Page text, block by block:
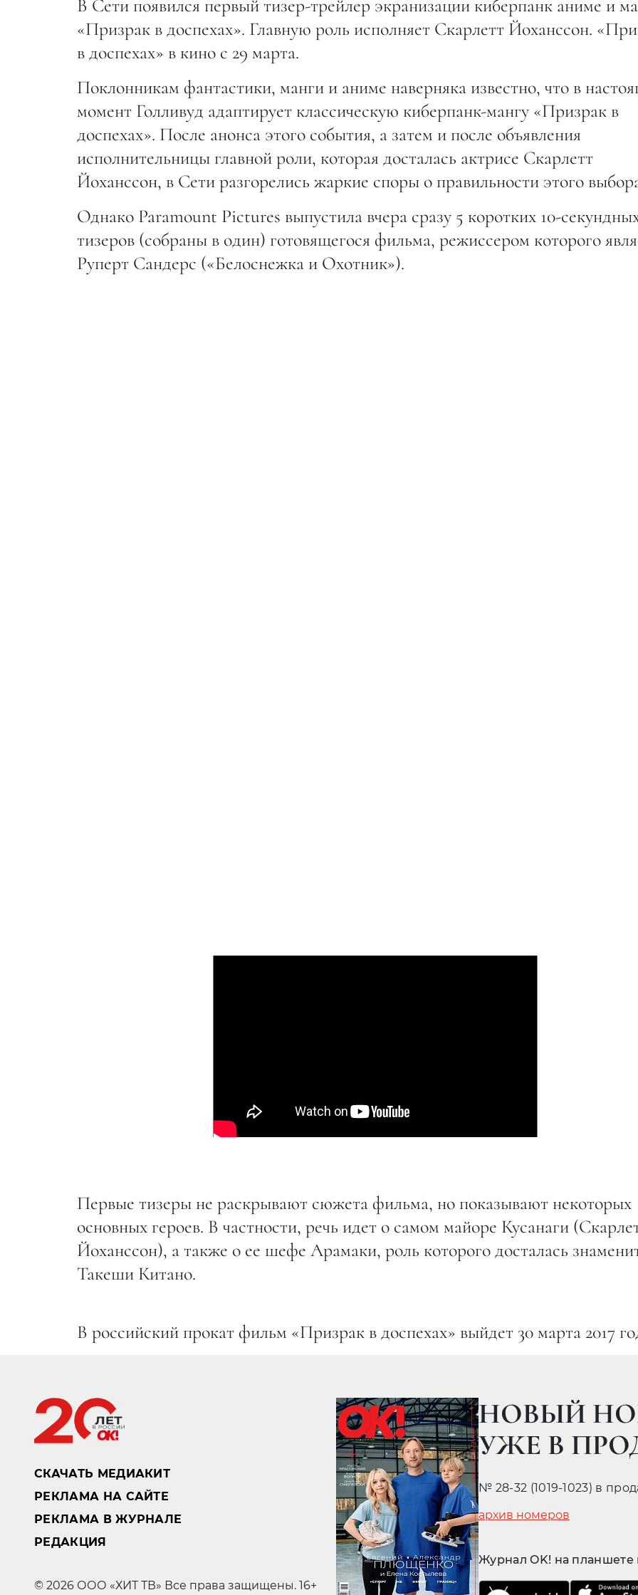
В Сети появился первый тизер-трейлер экранизации киберпанк аниме и
«Призрак в доспехах». Главную роль исполняет Скарлетт Йоханссон.
в доспехах» в кино с 29 марта.
Поклонникам фантастики, манги и аниме наверняка известно, что в
момент Голливуд адаптирует классическую киберпанк-мангу «Призрак в
доспехах». После анонса этого события, а затем и после объявления
исполнительницы главной роли, которая досталась актрисе Скарлетт
Йоханссон, в Сети разгорелись жаркие споры о правильности этого
Однако Paramount Pictures выпустила вчера сразу 5 коротких 10-
тизеров (собраны в один) готовящегося фильма, режиссером которого
Руперт Сандерс («Белоснежка и Охотник»).
Первые тизеры не раскрывают сюжета фильма, но показывают некоторых
основных героев. В частности, речь идет о самом майоре Кусанаги
Йоханссон), а также о ее шефе Арамаки, роль которого досталась
Такеши Китано.
В российский прокат фильм «Призрак в доспехах» выйдет 30 марта 2017
СКАЧАТЬ МЕДИАКИТ
РЕКЛАМА НА САЙТЕ
РЕКЛАМА В ЖУРНАЛЕ
РЕДАКЦИЯ
© 2026 ООО «ХИТ ТВ» Все права защищены. 16+
НОВЫЙ
УЖЕ В
№ 28-32 (1019-1023) в
архив номеров
Журнал OK! на